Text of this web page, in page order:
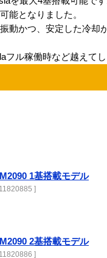
能となりました。
動かつ、安定した冷却
フル稼働時など越えて
1基搭載モデル
]
2基搭載モデル
]